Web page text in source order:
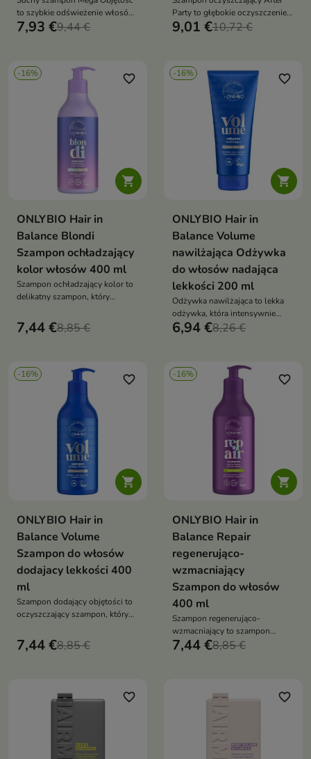
to szybkie odświeżenie włosów,
które dodaje im spektakularnej
7,93 €9,44 €
Party to głębokie oczyszczenie
skóry głowy i włosów, które
9,01 €10,72 €
-16%

favorite_border
ONLYBIO Hair in
Balance Blondi
Szampon ochładzający
kolor włosów 400 ml
Szampon ochładzający kolor to
delikatny szampon, który
żółte tony i nadaje blondowi
chłodny, świetlisty odcień
7,44 €8,85 €
-16%

favorite_border
ONLYBIO Hair in
Balance Volume
nawilżająca Odżywka
do włosów nadająca
lekkości 200 ml
Odżywka nawilżająca to lekka
odżywka, która intensywnie
nawilża włosy, wygładza je i
6,94 €8,26 €
-16%

favorite_border
ONLYBIO Hair in
Balance Volume
Szampon do włosów
dodajacy lekkości 400
ml
Szampon dodający objętości to
oczyszczający szampon, który
lekkość i zapewnia efekt pełnej
objętości
7,44 €8,85 €
-16%

favorite_border
ONLYBIO Hair in
Balance Repair
regenerująco-
wzmacniający
Szampon do włosów
400 ml
Szampon regenerująco-
wzmacniający to szampon
oczyszczający i odbudowujący,
7,44 €8,85 €
favorite_border favorite_border